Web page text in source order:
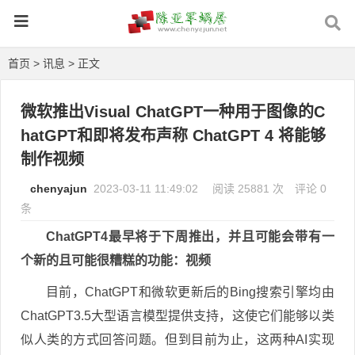
首页 > 讯息 > 正文
微软推出Visual ChatGPT一种用于图像的C
hatGPT和即将发布声称 ChatGPT 4 将能够
制作视频
chenyajun 2023-03-11 11:49:02 阅读 25881 次
评论 0
条
ChatGPT4最早将于下周推出，并且可能会带有一
个新的且可能很糟糕的功能：视频
目前，ChatGPT和微软更新后的Bing搜索引擎均由
ChatGPT3.5大型语言模型提供支持，这使它们能够以类
似人类的方式回答问题。但到目前为止，这两种AI实现